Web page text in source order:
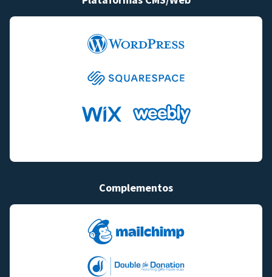
Complementos